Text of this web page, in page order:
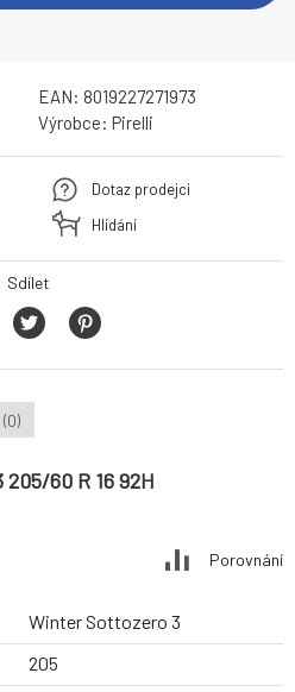
EAN: 8019227271973
Výrobce: Pirelli
Dotaz prodejci
Hlídání
Sdílet
60 R 16 92H
Porovnání
Winter Sottozero 3
205